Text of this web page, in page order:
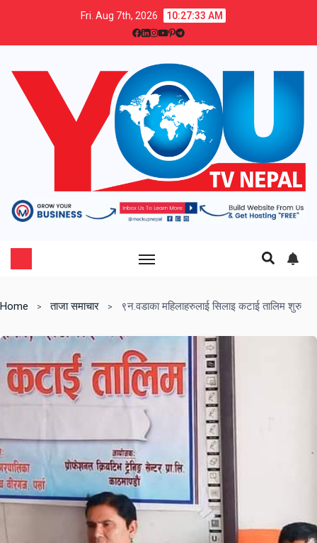
Fri. Aug 7th, 2026 10:27:34 AM
Home ताजा समाचार ९न.वडाका महिलाहरुलाई सिलाइ कटाई तालिम शुरु